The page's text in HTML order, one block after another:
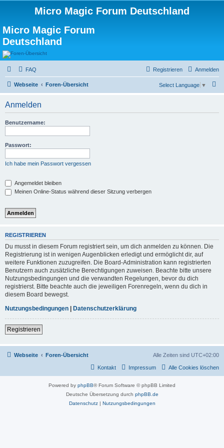
Micro Magic Forum Deutschland
Micro Magic Forum
Deutschland
FAQ Anmelden
Registrieren
Webseite Foren-Übersicht Select Language ▼
Anmelden
Benutzername:
Passwort:
Ich habe mein Passwort vergessen
Angemeldet bleiben
Meinen Online-Status während dieser Sitzung verbergen
REGISTRIEREN
Du musst in diesem Forum registriert sein, um dich anmelden zu können. Die
Registrierung ist in wenigen Augenblicken erledigt und ermöglicht dir, auf
weitere Funktionen zuzugreifen. Die Board-Administration kann registrierten
Benutzern auch zusätzliche Berechtigungen zuweisen. Beachte bitte unsere
Nutzungsbedingungen und die verwandten Regelungen, bevor du dich
registrierst. Bitte beachte auch die jeweiligen Forenregeln, wenn du dich in
diesem Board bewegst.
Nutzungsbedingungen
Datenschutzerklärung
Registrieren
Webseite Foren-Übersicht Alle Zeiten sind UTC+02:00
Alle Cookies löschen
Impressum
Kontakt
Powered by phpBB® Forum Software © phpBB Limited
Deutsche Übersetzung durch phpBB.de
Datenschutz| Nutzungsbedingungen